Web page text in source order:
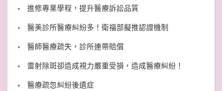
進修專業學程，提升醫療訴訟品質
醫美診所醫療糾紛多！衛福部擬推認證機制
醫師醫療疏失，診所連帶賠償
雷射除斑卻造成視力嚴重受損，造成醫療糾紛！
醫療疏忽糾紛後遺症